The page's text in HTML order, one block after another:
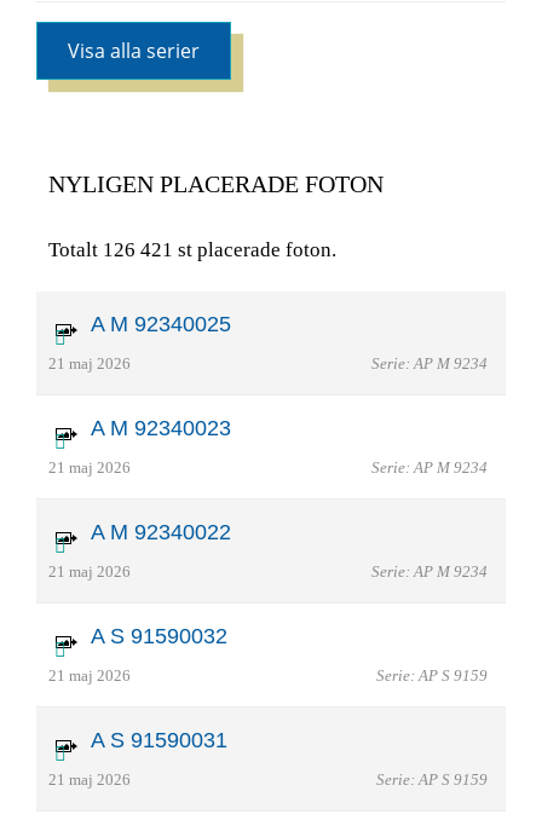
Visa alla serier
NYLIGEN PLACERADE FOTON
Totalt 126 421 st placerade foton.
A M 92340025
21 maj 2026 Serie: AP M 9234
A M 92340023
21 maj 2026 Serie: AP M 9234
A M 92340022
21 maj 2026 Serie: AP M 9234
A S 91590032
21 maj 2026 Serie: AP S 9159
A S 91590031
21 maj 2026 Serie: AP S 9159